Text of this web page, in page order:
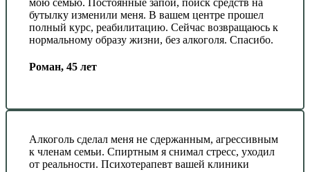
мою семью. Постоянные запои, поиск средств на
бутылку изменили меня. В вашем центре прошел
полный курс, реабилитацию. Сейчас возвращаюсь к
нормальному образу жизни, без алкоголя. Спасибо.
Роман, 45 лет
Алкоголь сделал меня не сдержанным, агрессивным
к членам семьи. Спиртным я снимал стресс, уходил
от реальности. Психотерапевт вашей клиники